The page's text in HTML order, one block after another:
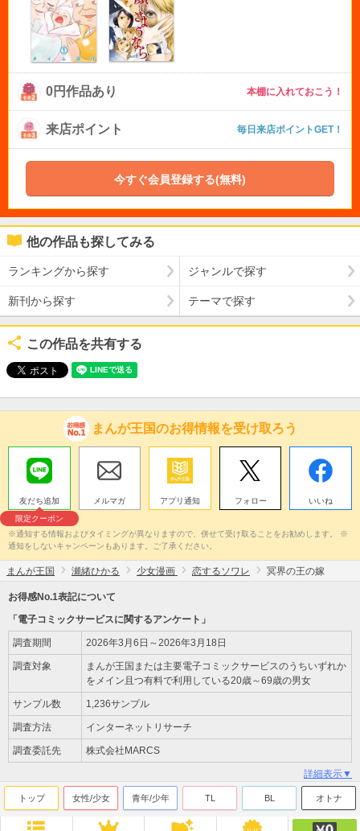
0円作品あり 本棚に入れておこう！
来店ポイント 毎日来店ポイントGET！
今すぐ会員登録する(無料)
他の作品も探してみる
ランキングから探す ジャンルで探す
新刊から探す テーマで探す
この作品を共有する
まんが王国のお得情報を受け取ろう
友だち追加
限定クーポン
メルマガ アプリ通知 フォロー いいね
※通知する情報およびタイミングが異なりますので、併せて受け取ることをお勧めします。 ※
通知をしないキャンペーンもあります。ご了承ください。
まんが王国 瀬緒ひかる 少女漫画 恋するソワレ 冥界の王の嫁
お得感No.1表記について
「電子コミックサービスに関するアンケート」
調査期間 2026年3月6日～2026年3月18日
調査対象
まんが王国または主要電子コミックサービスのうちいずれか
をメイン且つ有料で利用している20歳～69歳の男女
サンプル数 1,236サンプル
調査方法 インターネットリサーチ
調査委託先 株式会社MARCS
詳細表示▼
トップ 女性/少女 青年/少年 TL BL オトナ